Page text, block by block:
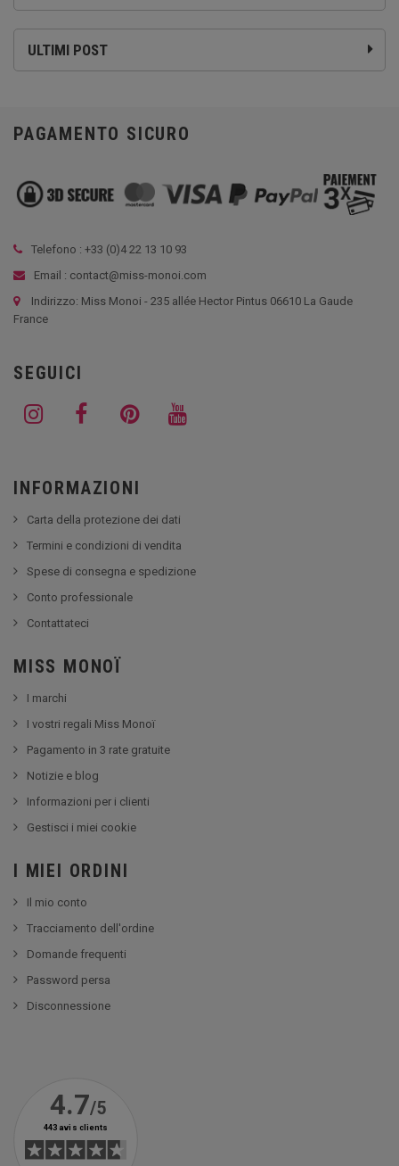
ULTIMI POST
PAGAMENTO SICURO
Telefono : +33 (0)4 22 13 10 93
Email : contact@miss-monoi.com
Indirizzo: Miss Monoi - 235 allée Hector Pintus 06610 La Gaude
France
SEGUICI
INFORMAZIONI
Carta della protezione dei dati
Termini e condizioni di vendita
Spese di consegna e spedizione
Conto professionale
Contattateci
MISS MONOÏ
I marchi
I vostri regali Miss Monoï
Pagamento in 3 rate gratuite
Notizie e blog
Informazioni per i clienti
Gestisci i miei cookie
I MIEI ORDINI
Il mio conto
Tracciamento dell'ordine
Domande frequenti
Password persa
Disconnessione